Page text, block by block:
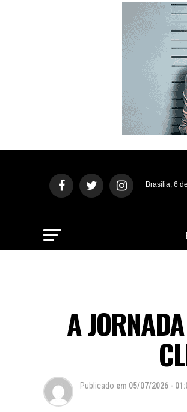
Brasília, 6
A
Publicado em 05/07/2026 -